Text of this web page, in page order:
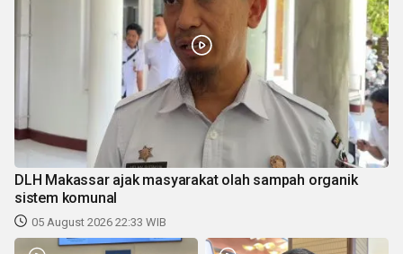
DLH Makassar ajak masyarakat olah sampah organik
sistem komunal
05 August 2026 22:33 WIB